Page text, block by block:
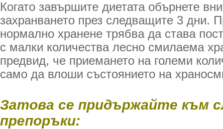
Когато завършите диетата обърнете
захранването през следващите 3 дни.
нормално хранене трябва да става
с малки количества лесно смилаема
предвид, че приемането на големи
само да влоши състоянието на
Затова се придържайте към
препоръки: